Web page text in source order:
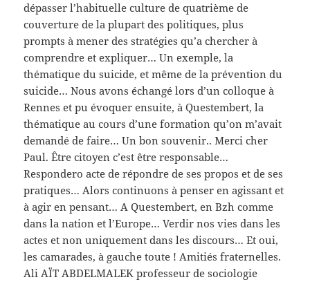
dépasser l’habituelle culture de quatrième de
couverture de la plupart des politiques, plus
prompts à mener des stratégies qu’a chercher à
comprendre et expliquer… Un exemple, la
thématique du suicide, et même de la prévention du
suicide… Nous avons échangé lors d’un colloque à
Rennes et pu évoquer ensuite, à Questembert, la
thématique au cours d’une formation qu’on m’avait
demandé de faire… Un bon souvenir.. Merci cher
Paul. Être citoyen c’est être responsable…
Respondero acte de répondre de ses propos et de ses
pratiques… Alors continuons à penser en agissant et
à agir en pensant… A Questembert, en Bzh comme
dans la nation et l’Europe… Verdir nos vies dans les
actes et non uniquement dans les discours… Et oui,
les camarades, à gauche toute ! Amitiés fraternelles.
Ali AÏT ABDELMALEK professeur de sociologie